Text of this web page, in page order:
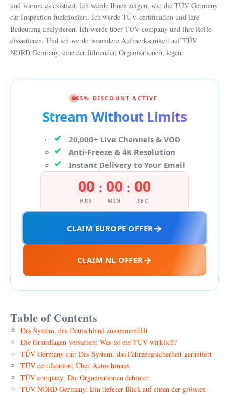
und warum es existiert. Ich werde Ihnen zeigen, wie die TÜV Germany
car-Inspektion funktioniert. Ich werde TÜV certification und ihre
Bedeutung analysieren. Ich werde über TÜV company und ihre Rolle
diskutieren. Und ich werde besondere Aufmerksamkeit auf TÜV
NORD Germany, eine der führenden Organisationen, legen.
65% DISCOUNT ACTIVE
Stream Without Limits
20,000+ Live Channels & VOD
Anti-Freeze & 4K Resolution
Instant Delivery to Your Email
00
HRS
: 00
MIN
: 00
SEC
CLAIM EUROPE OFFER
CLAIM NL OFFER
Table of Contents
Das System, das Deutschland zusammenhält
Die Grundlagen verstehen: Was ist ein TÜV wirklich?
TÜV Germany car: Das System, das Fahrzeugsicherheit garantiert
TÜV certification: Über Autos hinaus
TÜV company: Die Organisationen dahinter
TÜV NORD Germany: Ein tieferer Blick auf einen der grössten